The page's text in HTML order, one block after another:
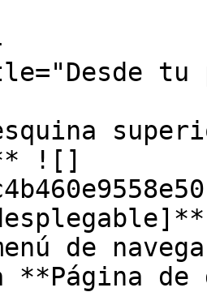
![]
de
**Página